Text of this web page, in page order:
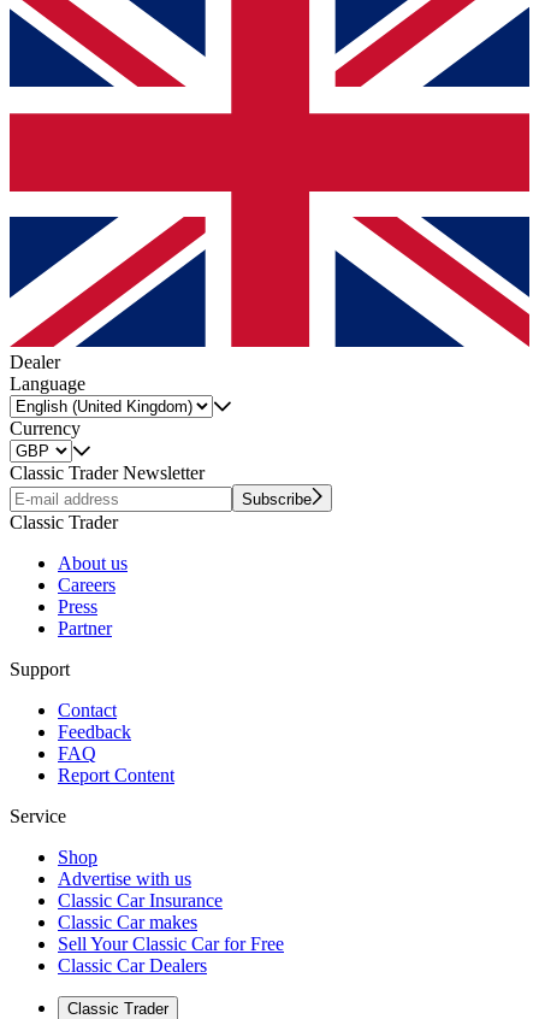
Dealer
Language
Currency
Classic Trader Newsletter
Subscribe
Classic Trader
About us
Careers
Press
Partner
Support
Contact
Feedback
FAQ
Report Content
Service
Shop
Advertise with us
Classic Car Insurance
Classic Car makes
Sell Your Classic Car for Free
Classic Car Dealers
Classic Trader